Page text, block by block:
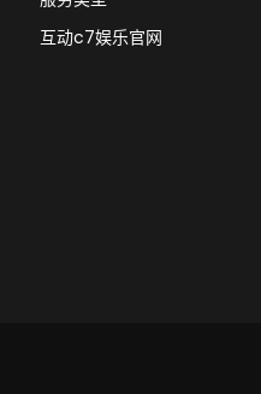
互动c7娱乐官网